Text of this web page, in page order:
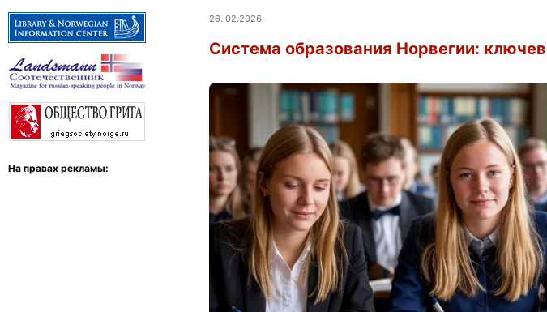
На правах рекламы:
26. 02.2026
Система образования Норвегии: